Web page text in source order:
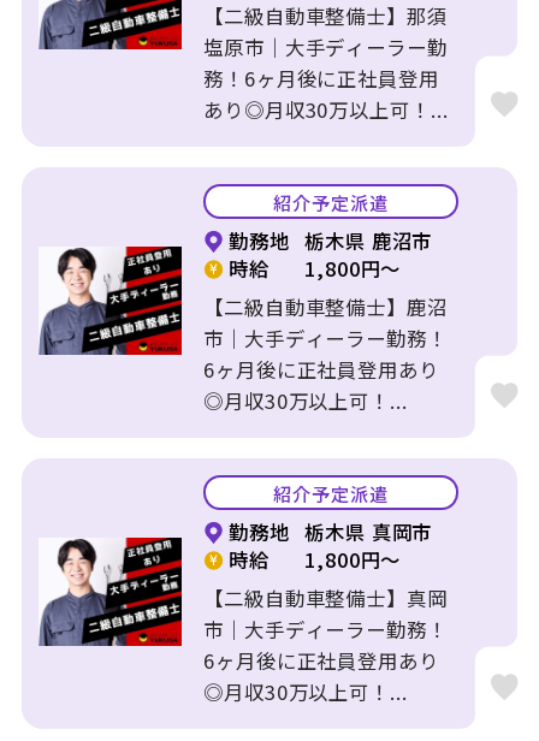
【二級自動車整備士】那須
塩原市｜大手ディーラー勤
務！6ヶ月後に正社員登用
あり◎月収30万以上可！...
紹介予定派遣
勤務地 栃木県 鹿沼市
時給
1,800円～
【二級自動車整備士】鹿沼
市｜大手ディーラー勤務！
6ヶ月後に正社員登用あり
◎月収30万以上可！...
紹介予定派遣
勤務地 栃木県 真岡市
時給
1,800円～
【二級自動車整備士】真岡
市｜大手ディーラー勤務！
6ヶ月後に正社員登用あり
◎月収30万以上可！...